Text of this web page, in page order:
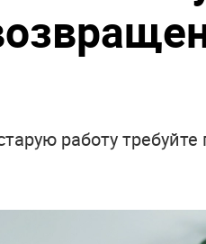
работу требуйте